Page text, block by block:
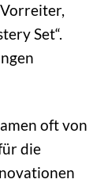
Set“.
oft von
die